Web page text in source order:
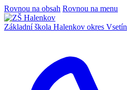
Rovnou na obsah Rovnou na menu
Základní škola Halenkov okres Vsetín